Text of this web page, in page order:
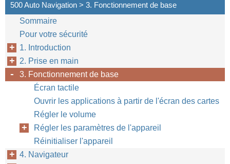
500 Auto Navigation > 3. Fonctionnement de base
Sommaire
Pour votre sécurité
1. Introduction
2. Prise en main
3. Fonctionnement de base
Écran tactile
Ouvrir les applications à partir de l'écran des cartes
Régler le volume
Régler les paramètres de l'appareil
Réinitialiser l'appareil
4. Navigateur